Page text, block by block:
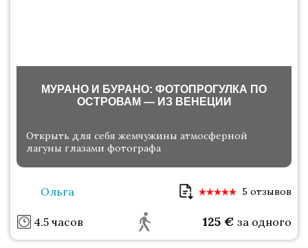
МУРАНО И БУРАНО: ФОТОПРОГУЛКА ПО
ОСТРОВАМ — ИЗ ВЕНЕЦИИ
Открыть для себя жемчужины атмосферной
лагуны глазами фотографа
Ольга 5 отзывов
4.5 часов 125 € за одного